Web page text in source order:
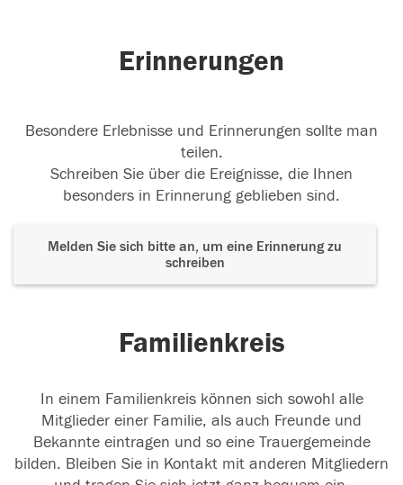
Erinnerungen
Besondere Erlebnisse und Erinnerungen sollte man
teilen.
Schreiben Sie über die Ereignisse, die Ihnen
besonders in Erinnerung geblieben sind.
Melden Sie sich bitte an, um eine Erinnerung zu
schreiben
Familienkreis
In einem Familienkreis können sich sowohl alle
Mitglieder einer Familie, als auch Freunde und
Bekannte eintragen und so eine Trauergemeinde
bilden. Bleiben Sie in Kontakt mit anderen Mitgliedern